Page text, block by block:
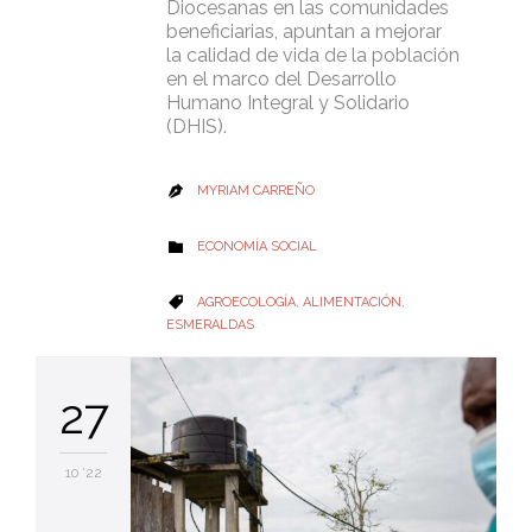
Diocesanas en las comunidades
beneficiarias, apuntan a mejorar
la calidad de vida de la población
en el marco del Desarrollo
Humano Integral y Solidario
(DHIS).
 MYRIAM CARREÑO
 CATEGORY
ECONOMÍA SOCIAL
 CATEGORY
AGROECOLOGÍA, ALIMENTACIÓN ,
ESMERALDAS
27
10 '22